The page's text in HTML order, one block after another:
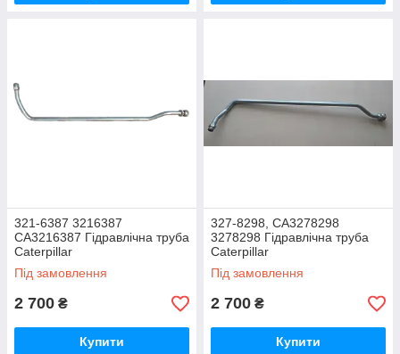
321-6387 3216387
CA3216387 Гідравлічна труба
Caterpillar
Під замовлення
2 700 ₴
Купити
327-8298, CA3278298
3278298 Гідравлічна труба
Caterpillar
Під замовлення
2 700 ₴
Купити